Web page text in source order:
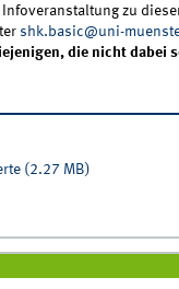
zu
shk.basic@uni-
die nicht dabei
(2.27 MB)